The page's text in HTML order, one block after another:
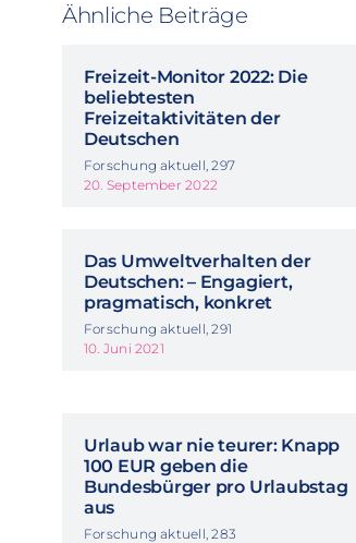
Ähnliche Beiträge
Freizeit-Monitor 2022: Die
beliebtesten
Freizeitaktivitäten der
Deutschen
Forschung aktuell, 297
20. September 2022
Das Umweltverhalten der
Deutschen: – Engagiert,
pragmatisch, konkret
Forschung aktuell, 291
10. Juni 2021
Urlaub war nie teurer: Knapp
100 EUR geben die
Bundesbürger pro Urlaubstag
aus
Forschung aktuell, 283